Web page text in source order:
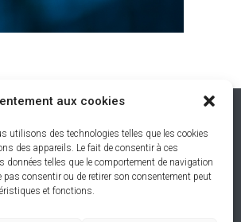
aux cookies
utilisons des technologies telles que les cookies
des appareils. Le fait de consentir à ces
données telles que le comportement de navigation
consentir ou de retirer son consentement peut
et fonctions.